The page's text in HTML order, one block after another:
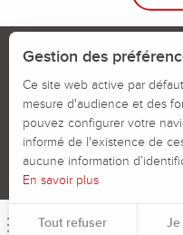
Menu
Le blog rando !
Calendrier
Signaler un
Politiques des
Gestion des
Ce site web active par
mesure d'audience et des
pouvez configurer votre
informé de l'existence de
aucune information
En savoir plus
Tout refuser Je